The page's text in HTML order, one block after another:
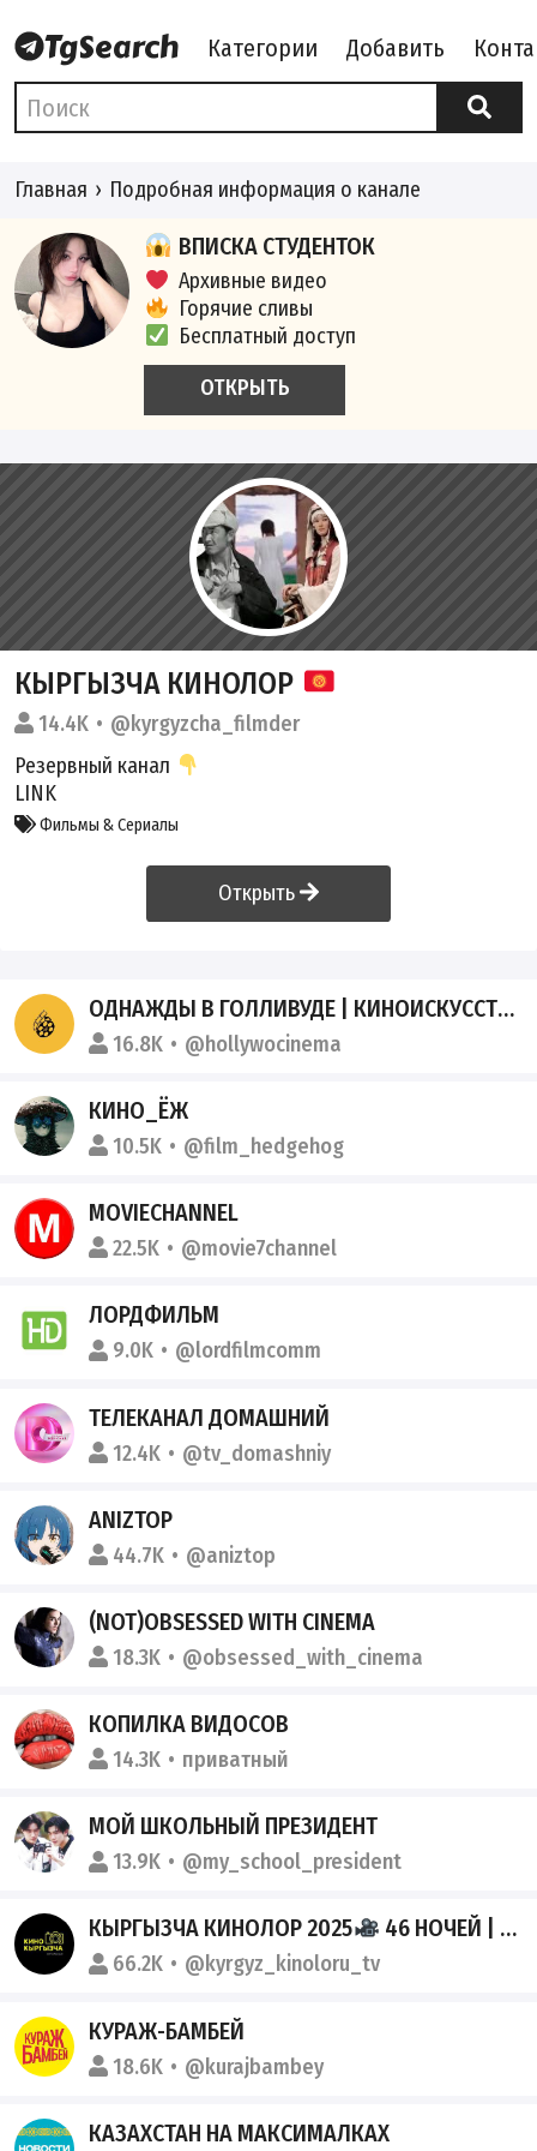
Категории Добавить
Главная Подробная информация о канале
ВПИСКА СТУДЕНТОК
Архивные видео
Горячие сливы
Бесплатный доступ
ОТКРЫТЬ
КЫРГЫЗЧА КИНОЛОР
14.4K
@kyrgyzcha_filmder
Резервный канал
LINK
Фильмы & Сериалы
Открыть
ОДНАЖДЫ В ГОЛЛИВУДЕ | КИНОИСКУССТВО
16.8K @hollywocinema
КИНО_ЁЖ
10.5K @film_hedgehog
MOVIECHANNEL
22.5K @movie7channel
ЛОРДФИЛЬМ
9.0K @lordfilmcomm
ТЕЛЕКАНАЛ ДОМАШНИЙ
12.4K @tv_domashniy
ANIZTOP
44.7K @aniztop
(NOT)OBSESSED WITH CINEMA
18.3K @obsessed_with_cinema
КОПИЛКА ВИДОСОВ
14.3K приватный
МОЙ ШКОЛЬНЫЙ ПРЕЗИДЕНТ
13.9K @my_school_president
КЫРГЫЗЧА КИНОЛОР 2025 46 НОЧЕЙ | КУРОШ | КЫРГЫЗБАЙ | АПАКАЙ КУЙОО БАЛА | ѲЧ | ПЕРИШТЕ | АЯШ 4
66.2K @kyrgyz_kinoloru_tv
КУРАЖ-БАМБЕЙ
18.6K @kurajbambey
КАЗАХСТАН НА МАКСИМАЛКАХ